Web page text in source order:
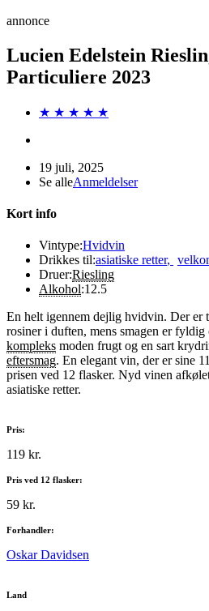
annonce
Lucien Edelstein
Particuliere 2023
★ ★ ★ ★ ★
19 juli, 2025
Se alleAnmeldelser
Kort info
Vintype:Hvidvin
Drikkes til:asiatiske retter,
Druer:Riesling
Alkohol:12.5
En helt igennem dejlig hvidvin. Der er
rosiner i duften, mens smagen er fyldig
kompleks moden frugt og en sart
eftersmag. En elegant vin, der er sine
prisen ved 12 flasker. Nyd vinen
asiatiske retter.
Pris:
119 kr.
Pris ved 12 flasker:
59 kr.
Forhandler:
Oskar Davidsen
Land